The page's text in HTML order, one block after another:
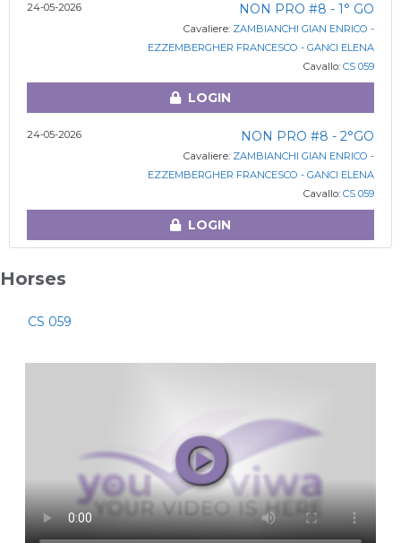
24-05-2026 NON PRO #8 - 1° GO
Cavaliere: ZAMBIANCHI GIAN ENRICO -
EZZEMBERGHER FRANCESCO - GANCI ELENA
Cavallo: CS 059
LOGIN
24-05-2026 NON PRO #8 - 2°GO
Cavaliere: ZAMBIANCHI GIAN ENRICO -
EZZEMBERGHER FRANCESCO - GANCI ELENA
Cavallo: CS 059
LOGIN
Horses
CS 059